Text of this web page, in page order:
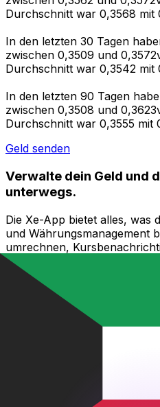
Durchschnitt war 0,3568 mit
In den letzten 30 Tagen
zwischen 0,3509 und
Durchschnitt war 0,3542 mit
In den letzten 90 Tagen
zwischen 0,3508 und
Durchschnitt war 0,3555 mit
Geld senden
Verwalte dein Geld und
unterwegs.
Die Xe-App bietet alles, was
und Währungsmanagement
umrechnen,
Geld ins Ausland
Gebühren. Heute